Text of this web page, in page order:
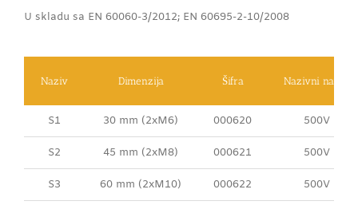
U skladu sa EN 60060-3/2012; EN 60695-2-10/2008
Naziv Dimenzija Šifra Nazivni napon
S1 30 mm (2xM6) 000620 500V
S2 45 mm (2xM8) 000621 500V
S3 60 mm (2xM10) 000622 500V